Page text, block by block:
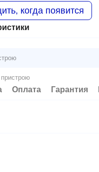
когда появится
Оплата Гарантия